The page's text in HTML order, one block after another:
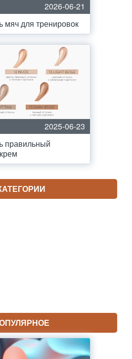
2026-06-21
мяч для тренировок
2025-06-23
правильный